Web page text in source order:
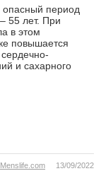
период
55 лет. При
в этом
повышается
сердечно-
и сахарного
13/09/2022
Menslife.com